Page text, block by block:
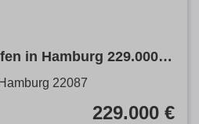
in Hamburg 229.000 €
Hamburg 22087
229.000 €